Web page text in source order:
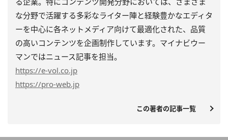
な分野で活躍する多彩なライター陣と経験豊かなエディタ
ーを中心に各ネットメディア向けて最適化された、品質
の高いコンテンツを企画制作しています。マイナビウー
マンではニュース記事を担当。
https://e-vol.co.jp
https://pro-web.jp
この著者の記事一覧